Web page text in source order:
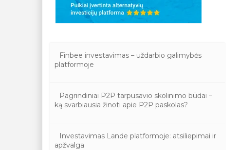
Finbee investavimas – uždarbio galimybės
platformoje
Pagrindiniai P2P tarpusavio skolinimo būdai –
ką svarbiausia žinoti apie P2P paskolas?
Investavimas Lande platformoje: atsiliepimai ir
apžvalga